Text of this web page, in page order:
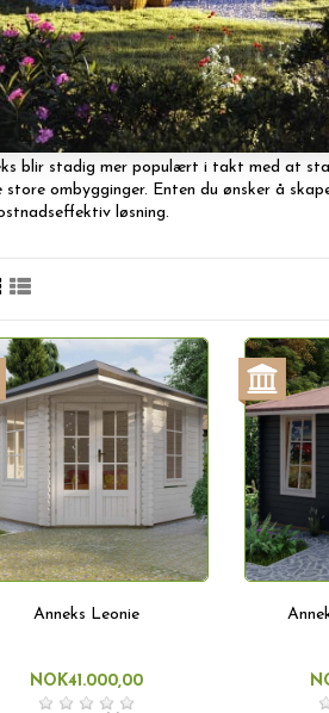
er en allsidig og funksjonell
formål, for eksempel som gjestehus,
eiendom. Utformingen og
til mer forseggjorte, fullt møblerte
blir stadig mer populært i takt med at
store ombygginger. Enten du ønsker å
løsning.
Anneks Leonie
NOK41.000,00